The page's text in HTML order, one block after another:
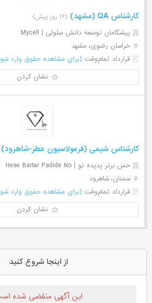
کارشناس QA (مشهد) (۱۶ روز پیش)
پیشگامان توسعه دانش سلولی | Mycell
خراسان رضوی، مشهد
قرارداد تمام‌وقت (برای مشاهده حقوق وارد
نشان کردن
کارشناس شیمی (فرمولاسیون عطر-شاهرود)
حس برتر پدیده نو | Hese Bartar Padide No
سمنان، شاهرود
قرارداد تمام‌وقت (برای مشاهده حقوق وارد
نشان کردن
از اینجا شروع کنید
این آگهی منقضی شده